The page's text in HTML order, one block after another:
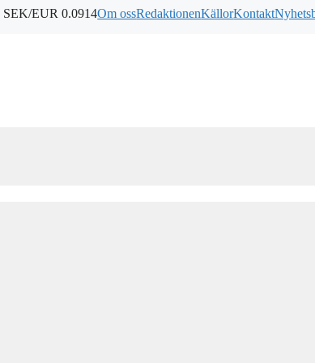
SEK/EUR 0.0914Om ossRedaktionenKällorKontakt